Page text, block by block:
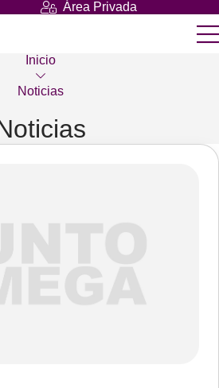
Área Privada
Inicio
Noticias